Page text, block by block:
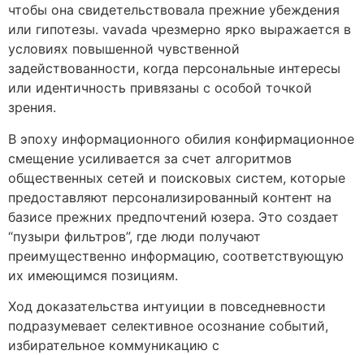
чтобы она свидетельствовала прежние убеждения
или гипотезы. vavada чрезмерно ярко выражается в
условиях повышенной чувственной
задействованности, когда персональные интересы
или идентичность привязаны с особой точкой
зрения.
В эпоху информационного обилия конфирмационное
смещение усиливается за счет алгоритмов
общественных сетей и поисковых систем, которые
предоставляют персонализированный контент на
базисе прежних предпочтений юзера. Это создает
“пузыри фильтров”, где люди получают
преимущественно информацию, соответствующую
их имеющимся позициям.
Ход доказательства интуиции в повседневности
подразумевает селективное осознание событий,
избирательное коммуникацию с